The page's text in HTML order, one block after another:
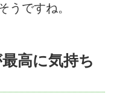
うですね。
高に気持ち